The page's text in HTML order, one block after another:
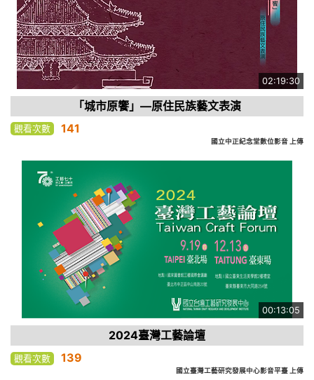
02:19:30
「城市原饗」—原住民族藝文表演
觀看次數 141
國立中正紀念堂數位影音 上傳
00:13:05
2024臺灣工藝論壇
觀看次數 139
國立臺灣工藝研究發展中心影音平臺 上傳